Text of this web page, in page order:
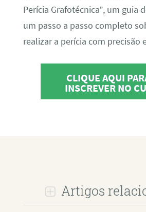
Perícia Grafotécnica”, um guia
um passo a passo completo
realizar a perícia com precisão
CLIQUE AQUI
INSCREVER NO
Artigos